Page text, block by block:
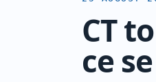
CT
ce